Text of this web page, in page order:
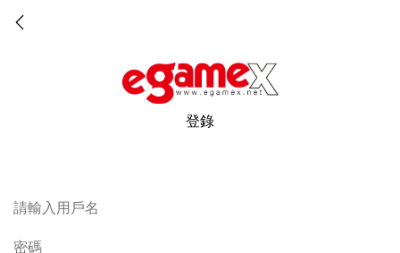
登錄